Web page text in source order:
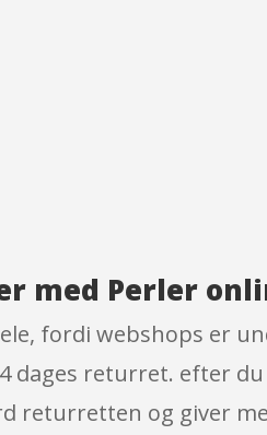
med Perler
fordi webshops er
dages returret. efter
returretten og giver